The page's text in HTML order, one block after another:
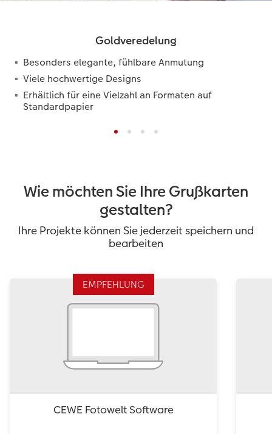
Goldveredelung
Besonders elegante, fühlbare Anmutung
Viele hochwertige Designs
Erhältlich für eine Vielzahl an Formaten auf
Standardpapier
Wie möchten Sie Ihre Grußkarten
gestalten?
Ihre Projekte können Sie jederzeit speichern und
bearbeiten
EMPFEHLUNG
CEWE Fotowelt Software